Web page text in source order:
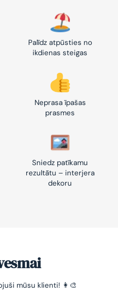
Palīdz atpūsties no
ikdienas steigas
Neprasa īpašas
prasmes
Sniedz patīkamu
rezultātu – interjera
dekoru
mūsu klienti! 👩‍🎨
pasūtījumam
un nomierināt